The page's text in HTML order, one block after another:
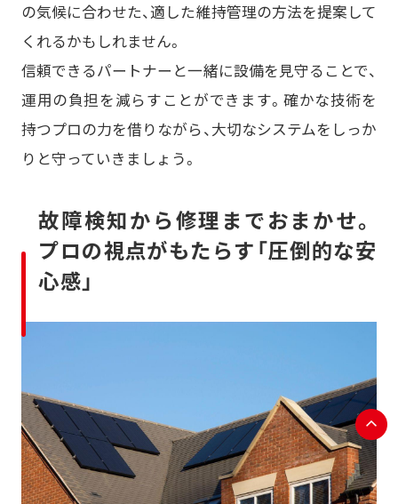
の気候に合わせた、適した維持管理の方法を提案して
くれるかもしれません。
信頼できるパートナーと一緒に設備を見守ることで、
運用の負担を減らすことができます。確かな技術を
持つプロの力を借りながら、大切なシステムをしっか
りと守っていきましょう。
故障検知から修理までおまかせ。
プロの視点がもたらす「圧倒的な安
心感」